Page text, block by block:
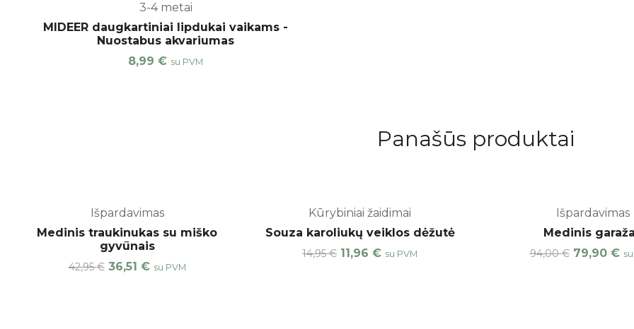
3-4 metai
MIDEER daugkartiniai lipdukai vaikams -
Nuostabus akvariumas
8,99 € su PVM
Panašūs produktai
Išpardavimas
Medinis traukinukas su miško
gyvūnais
42,95€ Original
price
36,51 €Current
su PVM
Kūrybiniai žaidimai
Souza karoliukų veiklos dėžutė
14,95€ Original
price
11,96 € Current
su PVM
Išpardavimas
Medinis
94,00€ Original
price
79,90 €